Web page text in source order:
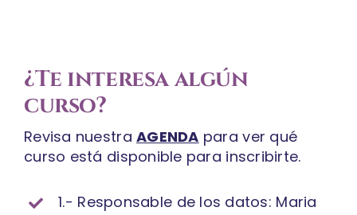
¿Te interesa algún
curso?
Revisa nuestraAGENDA para ver qué
curso está disponible para inscribirte.
1.- Responsable de los datos: Maria